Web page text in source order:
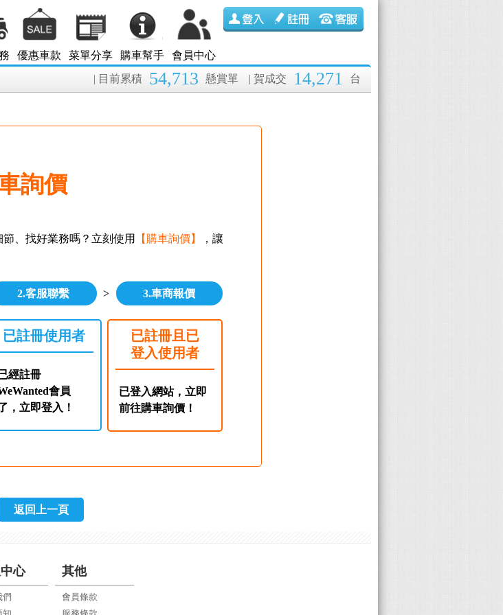
優惠車款 菜單分享 購車幫手 會員中心
| 賀成交 14,271 台
| 目前累積 54,713 懸賞單
詢價
、找好業務嗎？立刻使用 【購車詢價】
，讓
2.客服聯繫 > 3.車商報價
已註冊使用者
經註冊
會員
，立即登入！
已註冊且已
登入使用者
已登入網站，立即
前往購車詢價！
返回上一頁
心
們
其他
會員條款